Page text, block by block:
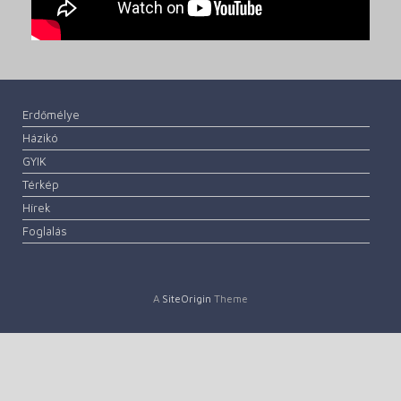
Erdőmélye
Házikó
GYIK
Térkép
Hírek
Foglalás
A SiteOrigin Theme